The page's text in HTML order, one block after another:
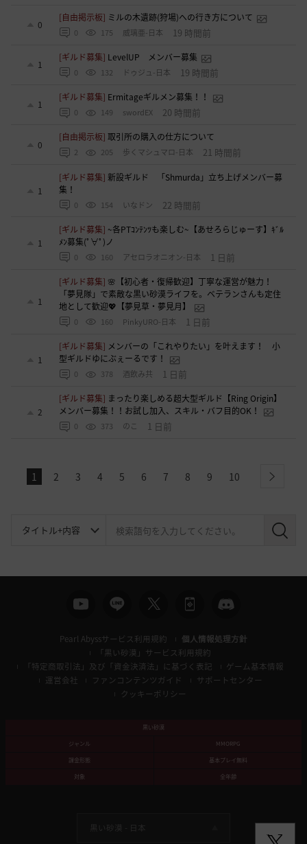
0
[自由掲示板] ミルの木遺跡(狩場)への行き方について
0 175 威璃亜-日本 19 時間前
1
[ギルド募集] LevelUP メンバー募集
0 132 ドゥジュ-日本 19 時間前
1
[ギルド募集] Ermitageギルメン募集！！
0 149 swordEX 20 時間前
0
[自由掲示板]取引所の購入の仕方について
2 205 歩くマシュマロ-日本 21 時間前
1
[ギルド募集]新設ギルド 「Shmurda」立ち上げメンバー募
集！
0 154 いなドン 22 時間前
1
[ギルド募集] ~各PTｺﾝﾃﾝﾂも楽しむ~【あせろらじゅーす】ｷﾞﾙ
ﾒﾝ募集(ﾟ∀ﾟ)ノ
0 160 アセロラオニオン-日本 1 日前
1
[ギルド募集] 🌸【初心者・復帰歓迎】丁寧な運営が魅力！
「夢見隊」で素敵な黒い砂漠ライフを。ベテランさんも定住
地として歓迎💖【夢見草・夢見月】
0 160 PinkyURO-日本 1 日前
1
[ギルド募集] メンバーの「これやりたい」を叶えます！ 小
型ギルドゆにぶぇーるです！
0 378 酒飲み共 1 日前
2
[ギルド募集] まったり楽しめる超大型ギルド【Ring Origin】
メンバー募集！！お試し加入、スキル・バフ目的OK！
0 373 のこ 1 日前
1 2 3 4 5 6 7 8 9 10 next
検
Pearl Abyssサービス利用規約
個人情報処理方針
「黒い砂漠」サービス利用規約
「特定商取引法」及び「資金決済法」に基づく表記
ゲーム基本情報
運営会社
ファンコンテンツガイド
サポートセンター
クッキーポリシー
黒い砂漠
ジャンル
MMORPG
課金形態
基本プレイ無料
対象
全年齢
黒い砂漠 - 日本